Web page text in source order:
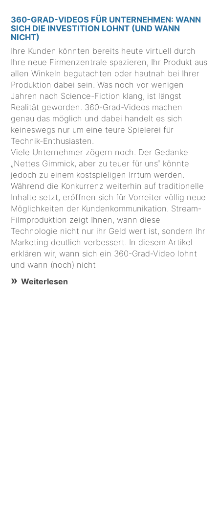
360-GRAD-VIDEOS FÜR UNTERNEHMEN: WANN
SICH DIE INVESTITION LOHNT (UND WANN
NICHT)
Ihre Kunden könnten bereits heute virtuell durch
Ihre neue Firmenzentrale spazieren, Ihr Produkt aus
allen Winkeln begutachten oder hautnah bei Ihrer
Produktion dabei sein. Was noch vor wenigen
Jahren nach Science-Fiction klang, ist längst
Realität geworden. 360-Grad-Videos machen
genau das möglich und dabei handelt es sich
keineswegs nur um eine teure Spielerei für
Technik-Enthusiasten.
Viele Unternehmer zögern noch. Der Gedanke
„Nettes Gimmick, aber zu teuer für uns“ könnte
jedoch zu einem kostspieligen Irrtum werden.
Während die Konkurrenz weiterhin auf traditionelle
Inhalte setzt, eröffnen sich für Vorreiter völlig neue
Möglichkeiten der Kundenkommunikation. Stream-
Filmproduktion zeigt Ihnen, wann diese
Technologie nicht nur ihr Geld wert ist, sondern Ihr
Marketing deutlich verbessert. In diesem Artikel
erklären wir, wann sich ein 360-Grad-Video lohnt
und wann (noch) nicht
Weiterlesen